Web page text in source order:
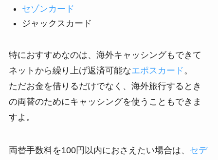
セゾンカード
ジャックスカード
特におすすめなのは、海外キャッシングもできて
ネットから繰り上げ返済可能なエポスカード 。
ただお金を借りるだけでなく、海外旅行するとき
の両替のためにキャッシングを使うこともできま
すよ。
両替手数料を100円以内におさえたい場合は、 セデ